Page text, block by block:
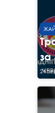
за
24